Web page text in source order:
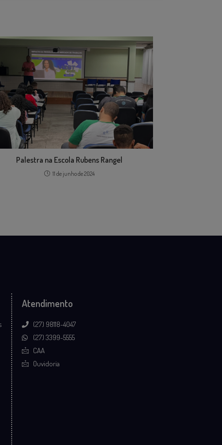
Palestra na Escola Rubens Rangel
11 de junho de 2024
Atendimento
(27) 98118-4047
(27) 3399-5555
CAA
Ouvidoria